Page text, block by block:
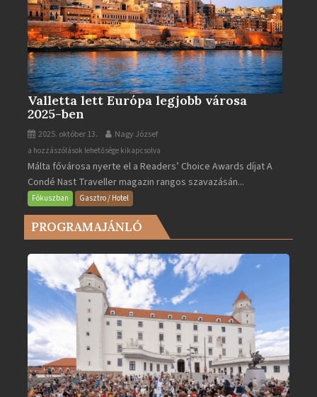
Valletta lett Európa legjobb városa
2025-ben
2025. október 13. Nagy József
Valletta
lett
Európa
legjobb
városa
2025-
bejegyzéshez
a hozzászólások lehetősége kikapcsolva
Málta fővárosa nyerte el a Readers’ Choice Awards díjat A
Condé Nast Traveller magazin rangos szavazásán...
Fókuszban Gasztro / Hotel
PROGRAMAJÁNLÓ